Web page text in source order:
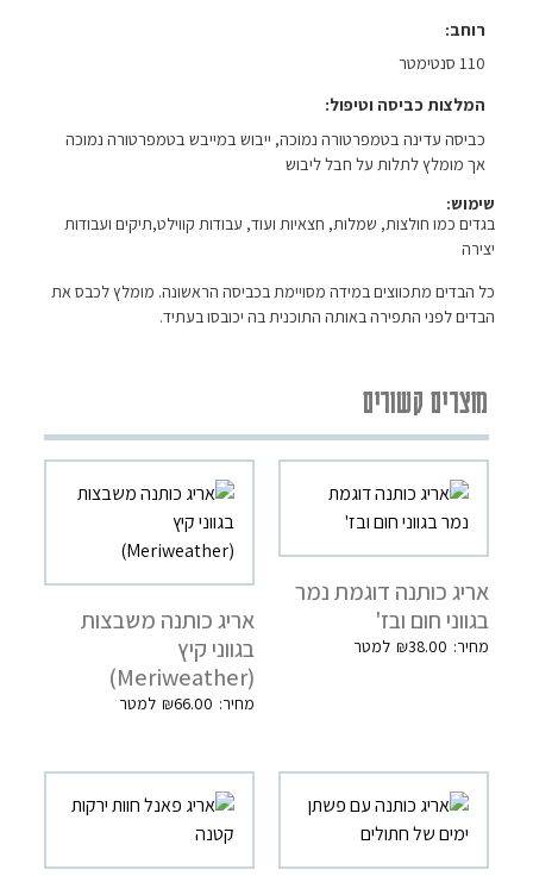
רוחב
110 סנטימטר
המלצות כביסה וטיפול
כביסה עדינה בטמפרטורה נמוכה, ייבוש במייבש בטמפרטורה נמוכה
אך מומלץ לתלות על חבל ליבוש
שימוש:
בגדים כמו חולצות, שמלות, חצאיות ועוד, עבודות קווילט,תיקים ועבודות
יצירה
כל הבדים מתכווצים במידה מסויימת בכביסה הראשונה. מומלץ לכבס את
הבדים לפני התפירה באותה התוכנית בה יכובסו בעתיד.
מוצרים קשורים
אריג כותנה דוגמת נמר
בגווני חום ובז'
₪38.00
אריג כותנה משבצות
בגווני קיץ
(Meriweather)
₪66.00